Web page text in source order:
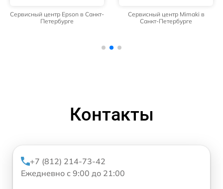
Сервисный центр Epson в Санкт-
Петербурге
Сервисный центр Mimaki в
Санкт-Петербурге
Контакты
+7 (812) 214-73-42
Ежедневно с 9:00 до 21:00